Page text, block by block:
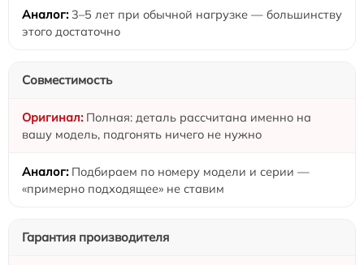
3–5 лет при обычной нагрузке — большинству
этого достаточно
Совместимость
Полная: деталь рассчитана именно на
вашу модель, подгонять ничего не нужно
Подбираем по номеру модели и серии —
«примерно подходящее» не ставим
Гарантия производителя